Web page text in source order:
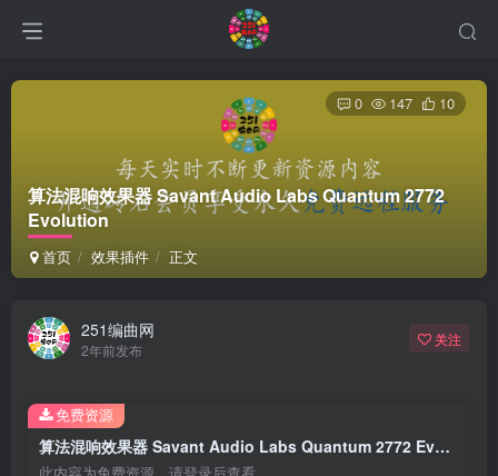
算法混响效果器 Savant Audio Labs Quantum 2772
Evolution
首页 效果插件 正文
0 147 10
251编曲网
2年前发布
关注
算法混响效果器 Savant Audio Labs Quantum 2772 Evolution
免费资源